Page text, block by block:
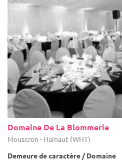
Domaine De La Blommerie
Mouscron - Hainaut (WHT)
Demeure de caractère / Domaine